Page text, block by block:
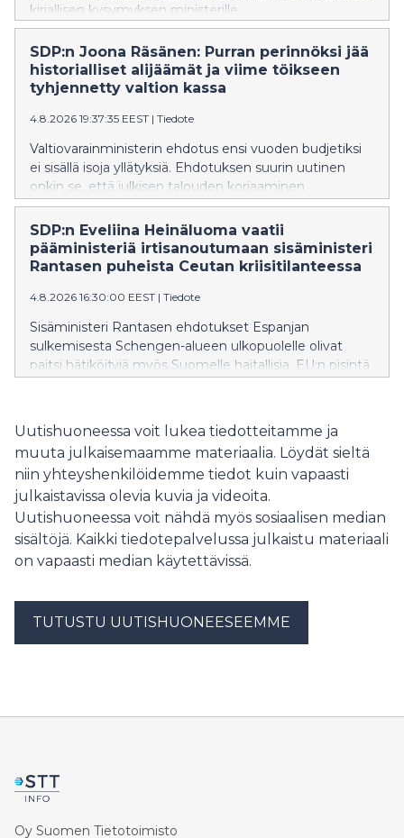
kirjallisen kysymyksen ministerille.
SDP:n Joona Räsänen: Purran perinnöksi jää
historialliset alijäämät ja viime töikseen
tyhjennetty valtion kassa
4.8.2026 19:37:35 EEST | Tiedote
Valtiovarainministerin ehdotus ensi vuoden budjetiksi
ei sisällä isoja yllätyksiä. Ehdotuksen suurin uutinen
onkin se, että julkisen talouden korjaaminen
työnnetään seuraavan hallituksen syliin, SDP:n Joona
Räsänen toteaa.
SDP:n Eveliina Heinäluoma vaatii
pääministeriä irtisanoutumaan sisäministeri
Rantasen puheista Ceutan kriisitilanteessa
4.8.2026 16:30:00 EEST | Tiedote
Sisäministeri Rantasen ehdotukset Espanjan
sulkemisesta Schengen-alueen ulkopuolelle olivat
paitsi hätiköityjä myös Suomelle haitallisia. EU:n pisintä
rajaturvallisuuden vaikeissa oloissa.
Uutishuoneessa voit lukea tiedotteitamme ja
muuta julkaisemaamme materiaalia. Löydät sieltä
niin yhteyshenkilöidemme tiedot kuin vapaasti
julkaistavissa olevia kuvia ja videoita.
Uutishuoneessa voit nähdä myös sosiaalisen median
sisältöjä. Kaikki tiedotepalvelussa julkaistu materiaali
on vapaasti median käytettävissä.
TUTUSTU UUTISHUONEESEEMME
Oy Suomen Tietotoimisto